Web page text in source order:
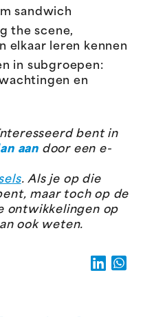
sandwich
the scene,
elkaar leren kennen
in subgroepen:
en
bent in
aan door een e-
. Als je op die
maar toch op de
ontwikkelingen op
ook weten.